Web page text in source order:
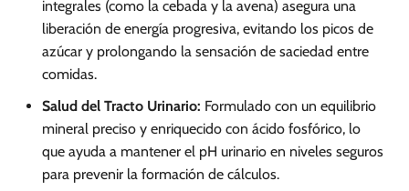
integrales (como la cebada y la avena) asegura una
liberación de energía progresiva, evitando los picos de
azúcar y prolongando la sensación de saciedad entre
comidas.
Salud del Tracto Urinario: Formulado con un equilibrio
mineral preciso y enriquecido con ácido fosfórico, lo
que ayuda a mantener el pH urinario en niveles seguros
para prevenir la formación de cálculos.